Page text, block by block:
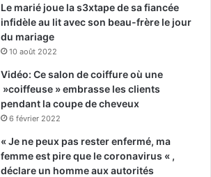
Le marié joue la s3xtape de sa fiancée
infidèle au lit avec son beau-frère le jour
du mariage
10 août 2022
Vidéo: Ce salon de coiffure où une
»coiffeuse » embrasse les clients
pendant la coupe de cheveux
6 février 2022
« Je ne peux pas rester enfermé, ma
femme est pire que le coronavirus « ,
déclare un homme aux autorités